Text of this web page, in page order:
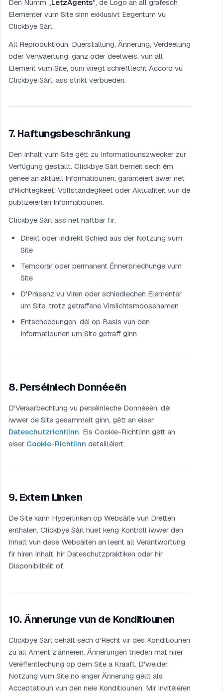
Den Numm „LetzAgents", de Logo an all grafesch
Elementer vum Site sinn exklusivt Eegentum vu
Clickbye Sàrl.
All Reproduktioun, Duerstallung, Ännerung, Verdeelung
oder Verwäertung, ganz oder deelweis, vun all
Element vum Site, ouni viregt schrëftlecht Accord vu
Clickbye Sàrl, ass strikt verbueden.
7. Haftungsbeschränkung
Den Inhalt vum Site gëtt zu Informatiounszwecker zur
Verfügung gestallt. Clickbye Sàrl beméit sech ëm
genee an aktuell Informatiounen, garantéiert awer net
d'Richtegkeet, Vollständegkeet oder Aktualitéit vun de
publizéierten Informatiounen.
Clickbye Sàrl ass net haftbar fir:
Direkt oder indirekt Schied aus der Notzung vum
Site
Temporär oder permanent Ënnerbriechunge vum
Site
D'Präsenz vu Viren oder schiedlechen Elementer
um Site, trotz getraffene Virsiichtsmoossnamen
Entscheedungen, déi op Basis vun den
Informatiounen um Site getraff ginn
8. Perséinlech Donnéeën
D'Veraarbechtung vu perséinleche Donnéeën, déi
iwwer de Site gesammelt ginn, gëtt an eiser
Dateschutzrichtlinn. Eis Cookie-Richtlinn gëtt an
eiser Cookie-Richtlinn detailléiert.
9. Extern Linken
De Site kann Hyperlinken op Websäite vun Drëtten
enthalen. Clickbye Sàrl huet keng Kontroll iwwer den
Inhalt vun dëse Websäiten an leent all Verantwortung
fir hiren Inhalt, hir Dateschutzpraktiken oder hir
Disponibilitéit of.
10.Ännerunge vun de Konditiounen
Clickbye Sàrl behält sech d'Recht vir dës Konditiounen
zu all Ament z'änneren. Ännerungen trieden mat hirer
Verëffentlechung op dem Site a Kraaft. D'weider
Notzung vum Site no enger Ännerung gëllt als
Acceptatioun vun den neie Konditiounen. Mir invitéieren